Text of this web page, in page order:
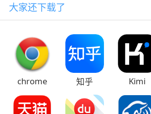
大家还下载了
chrome 知乎 Kimi